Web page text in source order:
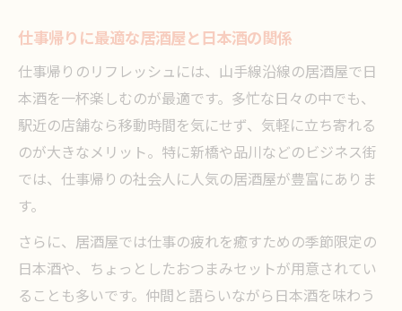
仕事帰りに最適な居酒屋と日本酒の関係
仕事帰りのリフレッシュには、山手線沿線の居酒屋で日
本酒を一杯楽しむのが最適です。多忙な日々の中でも、
駅近の店舗なら移動時間を気にせず、気軽に立ち寄れる
のが大きなメリット。特に新橋や品川などのビジネス街
では、仕事帰りの社会人に人気の居酒屋が豊富にありま
す。
さらに、居酒屋では仕事の疲れを癒すための季節限定の
日本酒や、ちょっとしたおつまみセットが用意されてい
ることも多いです。仲間と語らいながら日本酒を味わう